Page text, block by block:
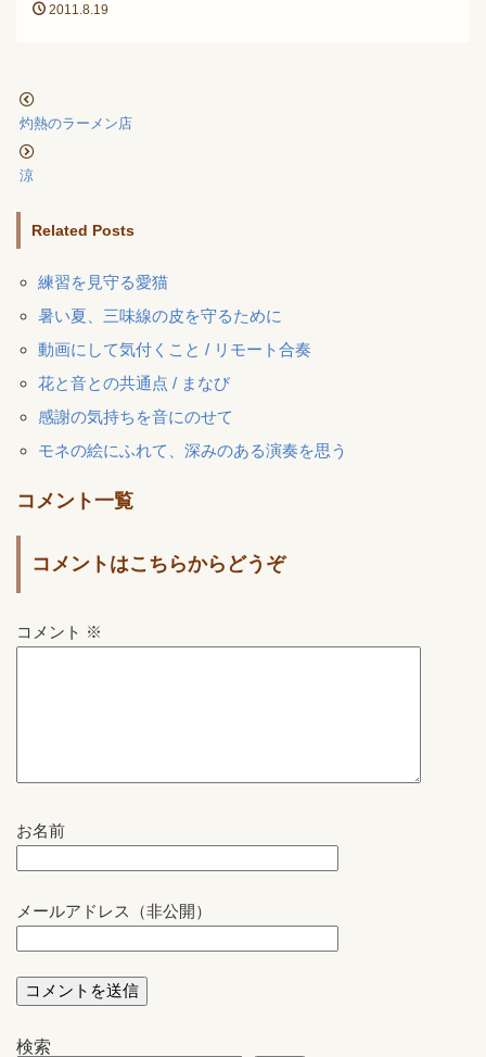
2011.8.19
灼熱のラーメン店
涼
Related Posts
練習を見守る愛猫
暑い夏、三味線の皮を守るために
動画にして気付くこと / リモート合奏
花と音との共通点 / まなび
感謝の気持ちを音にのせて
モネの絵にふれて、深みのある演奏を思う
コメント一覧
コメントはこちらからどうぞ
コメント ※
お名前
メールアドレス（非公開）
検索